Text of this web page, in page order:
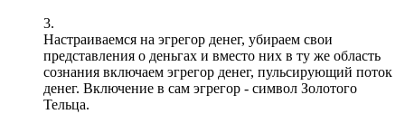
3.
Настраиваемся на эгрегор денег, убираем свои
представления о деньгах и вместо них в ту же область
сознания включаем эгрегор денег, пульсирующий поток
денег. Включение в сам эгрегор - символ Золотого
Тельца.